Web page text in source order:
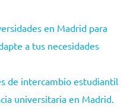
en Madrid para
a tus necesidades
de intercambio estudiantil
universitaria en Madrid.